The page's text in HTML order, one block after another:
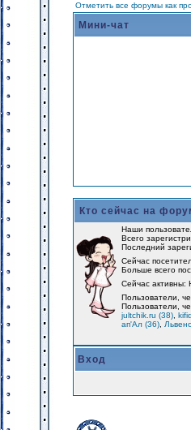
Отметить все форумы как
Мини-чат
Кто сейчас на
Наши
Всего
Последний
Сейчас
Больше всего
Сейчас активны:
Пользователи,
Пользователи,
jultchik.ru (38)
ап'Ал (36)
Вход